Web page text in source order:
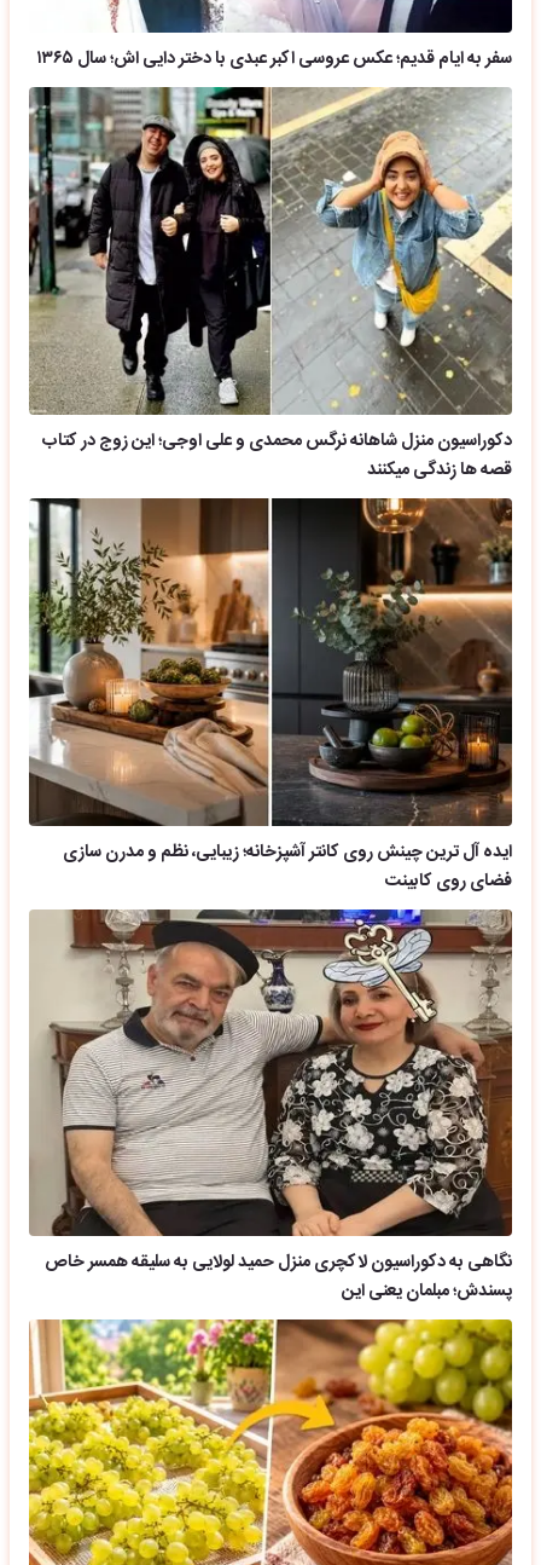
سفر به ایام قدیم؛ عکس عروسی اکبر عبدی با دختر دایی اش؛ سال ۱۳۶۵
دکوراسیون منزل شاهانه نرگس محمدی و علی اوجی؛ این زوج در کتاب
قصه ها زندگی میکنند
ایده آل ترین چینش روی کانتر آشپزخانه؛ زیبایی، نظم و مدرن سازی
فضای روی کابینت
نگاهی به دکوراسیون لاکچری منزل حمید لولایی به سلیقه همسر خاص
پسندش؛ مبلمان یعنی این